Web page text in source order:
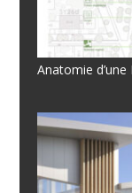
Anatomie